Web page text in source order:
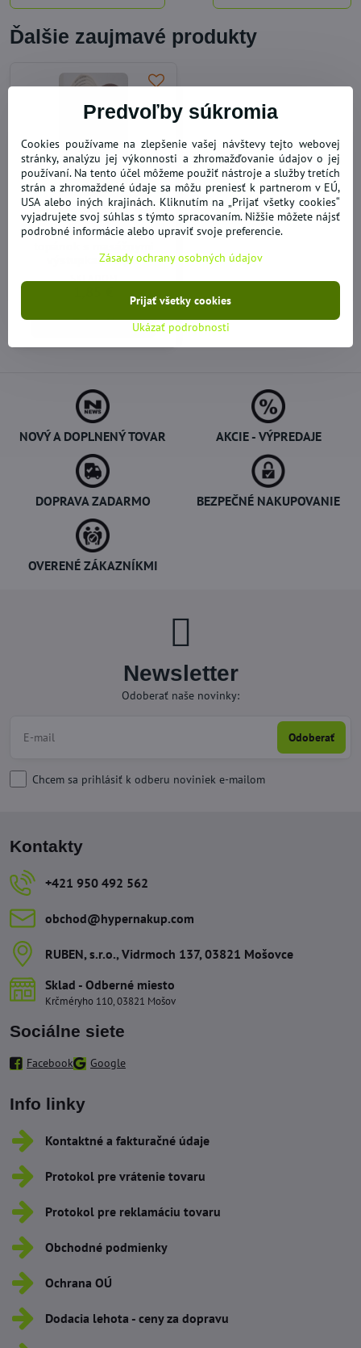
Ďalšie zaujmavé produkty
39%
Antibakteriálne vložky do
výstupkami 1/pár
SKLADOM
Zobraziť
NOVÝ A DOPLNENÝ TOVAR AKCIE - VÝPREDAJE
DOPRAVA ZADARMO BEZPEČNÉ NAKUPOVANIE
OVERENÉ ZÁKAZNÍKMI
Newsletter
Odoberať naše novinky:
Odoberať
Chcem sa prihlásiť k odberu noviniek e-mailom
Kontakty
+421 950 492 562
obchod​@hypernakup​.com
RUBEN, s​.r​.o​., Vidrmoch 137, 03821 Mošovce
Sklad - Odberné miesto
Krčméryho 110, 03821 Mošov
Sociálne siete
Facebook Google
Info linky
Kontaktné a fakturačné údaje
Protokol pre vrátenie tovaru
Protokol pre reklamáciu tovaru
Obchodné podmienky
Ochrana OÚ
Dodacia lehota - ceny za dopravu
Predvoľby súkromia
Cookies používame na zlepšenie vašej návštevy tejto webovej
stránky, analýzu jej výkonnosti a zhromažďovanie údajov o jej
používaní. Na tento účel môžeme použiť nástroje a služby tretích
strán a zhromaždené údaje sa môžu preniesť k partnerom v EÚ,
USA alebo iných krajinách. Kliknutím na „Prijať všetky cookies“
vyjadrujete svoj súhlas s týmto spracovaním. Nižšie môžete nájsť
podrobné informácie alebo upraviť svoje preferencie.
Zásady ochrany osobných údajov
Ukázať podrobnosti
Prijať všetky cookies